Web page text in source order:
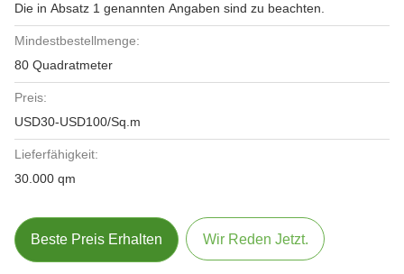
Die in Absatz 1 genannten Angaben sind zu beachten.
Mindestbestellmenge:
80 Quadratmeter
Preis:
USD30-USD100/Sq.m
Lieferfähigkeit:
30.000 qm
Beste Preis Erhalten Wir Reden Jetzt.